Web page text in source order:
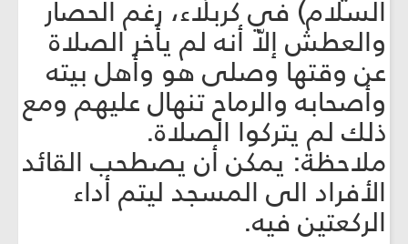
السلام) في كربلاء، رغم الحصار
والعطش إلاّ أنه لم يأخر الصلاة
عن وقتها وصلى هو وأهل بيته
وأصحابه والرماح تنهال عليهم ومع
ذلك لم يتركوا الصلاة.
ملاحظة: يمكن أن يصطحب القائد
الأفراد الى المسجد ليتم أداء
الركعتين فيه.